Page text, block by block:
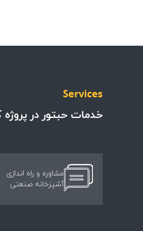
Services
خدمات حبتور در پروژه
مشاوره و راه اندازی
آشپزخانه صنعتی